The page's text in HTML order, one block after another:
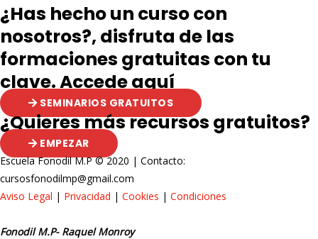
¿Has hecho un curso con
nosotros?, disfruta de las
formaciones gratuitas con tu
clave. Accede aquí
SEMINARIOS GRATUITOS
¿Quieres más recursos gratuitos?
EMPEZAR
Escuela Fonodil M.P © 2020 | Contacto:
cursosfonodilmp@gmail.com
Aviso Legal | Privacidad | Cookies | Condiciones
Fonodil M.P- Raquel Monroy